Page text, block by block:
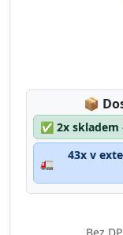
📦
✅ 2x skladem
🚛
43x v